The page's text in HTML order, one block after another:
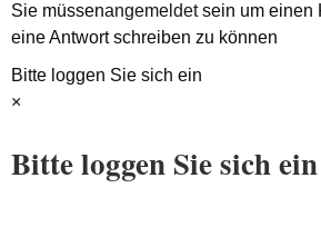
Sie müssenangemeldetsein um einen
eine Antwort schreiben zu können
Bitte loggen Sie sich ein
×
Bitte loggen Sie sich ein